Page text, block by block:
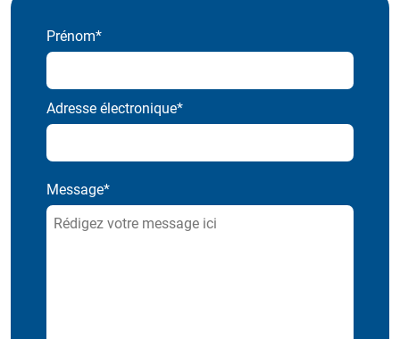
Prénom*
Adresse électronique*
Message*